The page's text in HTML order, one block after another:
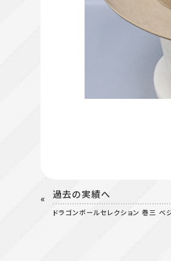
過去の実績へ
ドラゴンボールセレクション 巻三 ベ